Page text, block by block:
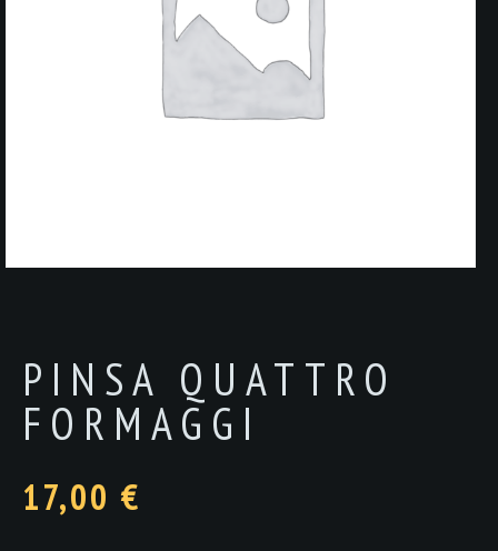
PINSA QUATTRO
FORMAGGI
17,00 €